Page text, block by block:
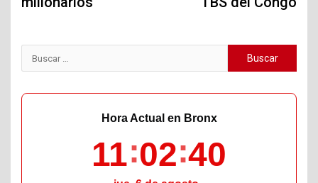
Buscar:
Hora Actual en Bronx
11 02 41